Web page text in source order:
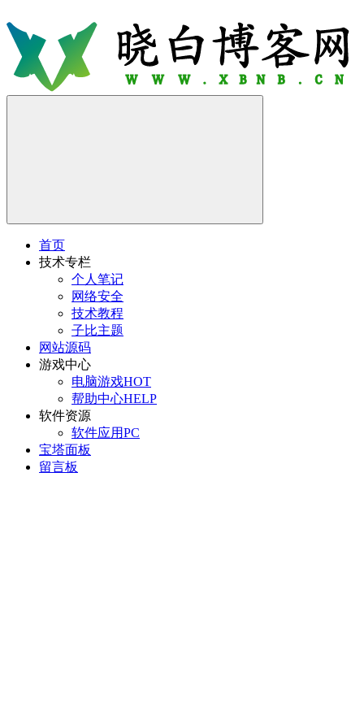
首页
技术专栏
个人笔记
网络安全
技术教程
子比主题
网站源码
游戏中心
电脑游戏HOT
帮助中心HELP
软件资源
软件应用PC
宝塔面板
留言板